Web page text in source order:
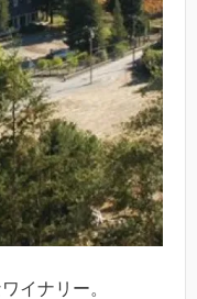
イナリー。